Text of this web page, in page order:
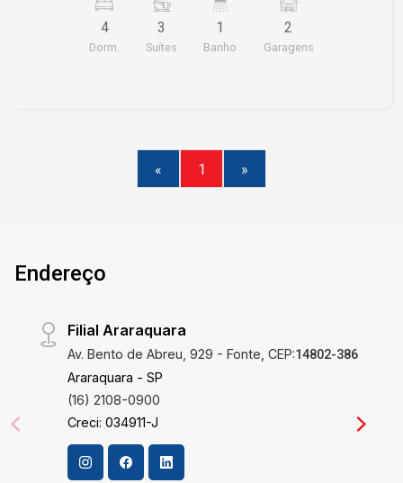
conhecer a beleza desse imóvel de perto!
4
Dorm.
3
Suítes
1
Banho
2
Garagens
« 1 »
Endereço
Filial Araraquara
Av. Bento de Abreu, 929 - Fonte, CEP:14802-386
Araraquara - SP
(16) 2108-0900
Creci: 034911-J